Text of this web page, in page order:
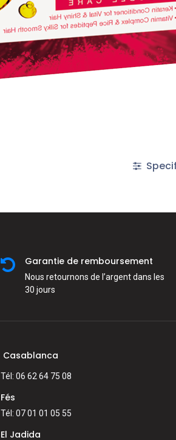
Garantie de remboursement
Nous retournons de l’argent dans les
30 jours
Casablanca
Tél: 06 62 64 75 08
Fés
Tél: 07 01 01 05 55
El Jadida